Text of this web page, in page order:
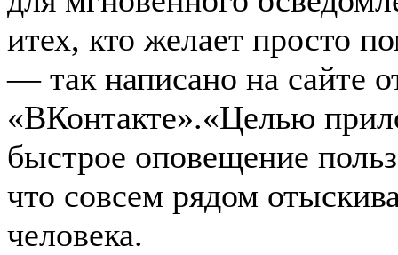
итех, кто желает просто
— так написано на сайте
«ВКонтакте».«Целью
быстрое оповещение
что совсем рядом
человека.